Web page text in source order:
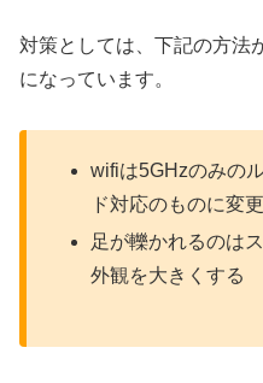
対策としては、下記の方法
になっています。
wifiは5GHzのみの
ド対応のものに変
足が轢かれるのは
外観を大きくする